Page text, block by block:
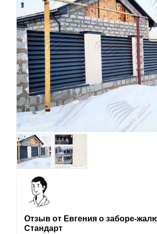
Отзыв от Евгения о заборе-
Стандарт